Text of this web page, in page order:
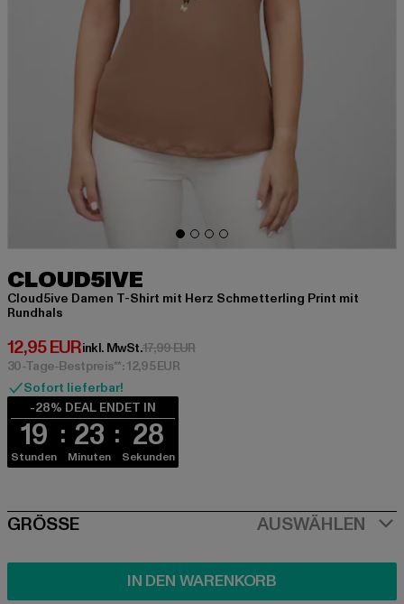
CLOUD5IVE
Cloud5ive Damen T-Shirt mit Herz Schmetterling Print mit
Rundhals
12,95 EUR
Derzeitiger Preis: 12,95 EUR
inkl. MwSt.17,99 EURAktionspreis: 17,99 EUR
30-Tage-Bestpreis**: 12,95 EUR
Sofort lieferbar!
-28% DEAL ENDET IN
19
Stunden
23
Minuten
28
Sekunden
SIZE
GRÖSSE AUSWÄHLEN
IN DEN WARENKORB